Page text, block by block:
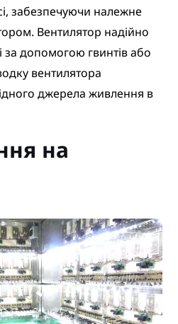
забезпечуючи належне
Вентилятор надійно
за допомогою гвинтів або
вентилятора
джерела живлення в
на